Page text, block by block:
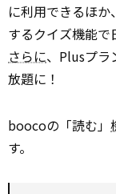
に利用できるほ
するクイズ機能で
さらに、Plusプラ
放題に！
boocoの「読む」
す。